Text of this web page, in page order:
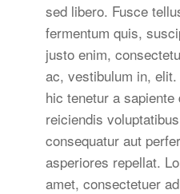
sed libero. Fusce
fermentum quis,
justo enim,
ac, vestibulum in,
hic tenetur a
reiciendis
consequatur aut
asperiores repellat.
amet, consectetuer